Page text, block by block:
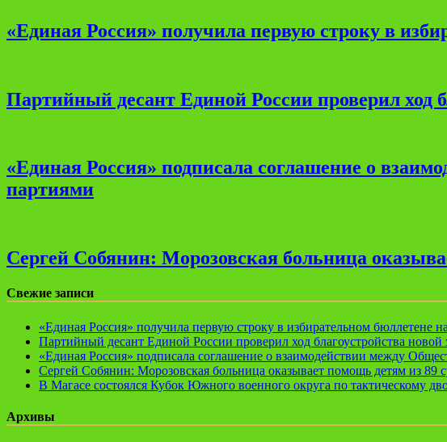
«Единая Россия» получила первую строку в
Партийный десант Единой России проверил ход
«Единая Россия» подписала соглашение о
партиями
Сергей Собянин: Морозовская больница
Свежие записи
«Единая Россия» получила первую строку в избирательном бюллетене
Партийный десант Единой России проверил ход благоустройства
«Единая Россия» подписала соглашение о взаимодействии между
Сергей Собянин: Морозовская больница оказывает помощь детям из 89
В Магасе состоялся Кубок Южного военного округа по тактическому
Архивы